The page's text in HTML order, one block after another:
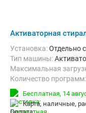
Активаторная
Установка:Отдельно
Тип машины:
Максимальная
Количество программ:
Материал бака:
Бесплатная, 14
карта, наличные,